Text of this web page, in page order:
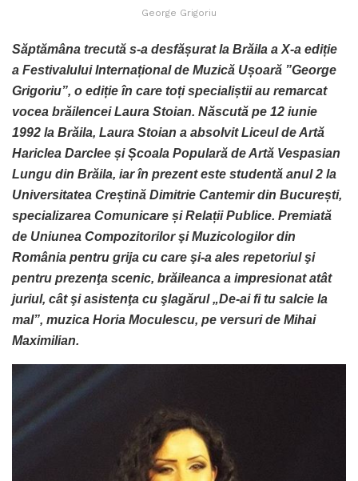
George Grigoriu
Săptămâna trecută s-a desfășurat la Brăila a X-a ediție
a Festivalului Internațional de Muzică Ușoară ”George
Grigoriu”, o ediție în care toți specialiștii au remarcat
vocea brăilencei Laura Stoian. Născută pe 12 iunie
1992 la Brăila, Laura Stoian a absolvit Liceul de Artă
Hariclea Darclee și Școala Populară de Artă Vespasian
Lungu din Brăila, iar în prezent este studentă anul 2 la
Universitatea Creștină Dimitrie Cantemir din București,
specializarea Comunicare și Relații Publice. Premiată
de Uniunea Compozitorilor şi Muzicologilor din
România pentru grija cu care şi-a ales repetoriul şi
pentru prezenţa scenic, brăileanca a impresionat atât
juriul, cât şi asistenţa cu şlagărul „De-ai fi tu salcie la
mal”, muzica Horia Moculescu, pe versuri de Mihai
Maximilian.